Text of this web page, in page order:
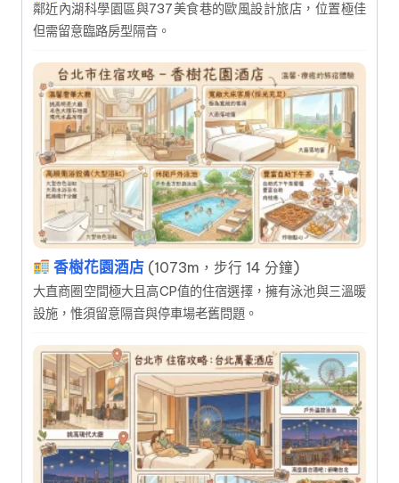
鄰近內湖科學園區與737美食巷的歐風設計旅店，位置極佳
但需留意臨路房型隔音。
香樹花園酒店 (1073m，步行 14 分鐘)
大直商圈空間極大且高CP值的住宿選擇，擁有泳池與三溫暖
設施，惟須留意隔音與停車場老舊問題。